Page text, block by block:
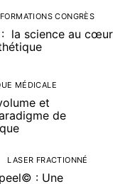
CONGRÈS
: la science au cœur
MÉDICALE
et
de
LASER FRACTIONNÉ
: Une